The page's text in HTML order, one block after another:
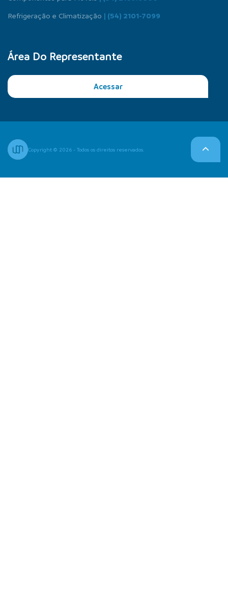
Refrigeração e Climatização | (54) 2101-7099
Área Do Representante
Acessar
Copyright © 2026 - Todos os direitos reservados.